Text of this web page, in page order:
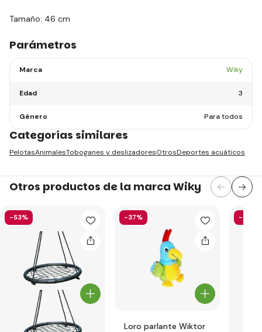
Tamaño: 46 cm
Parámetros
Marca Wiky
Edad 3
Género Para todos
Categorías similares
PelotasAnimalesToboganes y deslizadoresOtrosDeportes acuáticos
Otros productos de la marca Wiky
-53% -37%
Loro parlante Wiktor
-29%